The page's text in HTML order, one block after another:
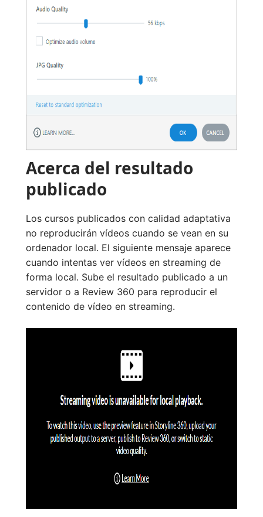
Acerca del resultado
publicado
Los cursos publicados con calidad adaptativa
no reproducirán vídeos cuando se vean en su
ordenador local. El siguiente mensaje aparece
cuando intentas ver vídeos en streaming de
forma local. Sube el resultado publicado a un
servidor o a Review 360 para reproducir el
contenido de vídeo en streaming.